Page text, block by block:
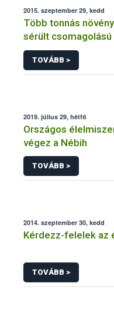
2015. szeptember 29, kedd
Több tonnás
sérült
termékek is akadtak
TOVÁBB >
2019. július 29, hétfő
Országos
végez a Nébih
TOVÁBB >
2014. szeptember 30, kedd
Kérdezz-felelek az
TOVÁBB >